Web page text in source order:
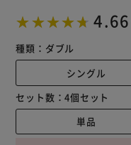
4.66
種類： ダブル
シングル
セット数：4個セット
単品